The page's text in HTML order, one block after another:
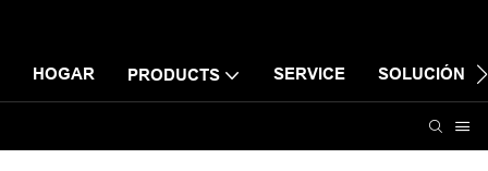
HOGAR PRODUCTS SERVICE SOLUCIÓN